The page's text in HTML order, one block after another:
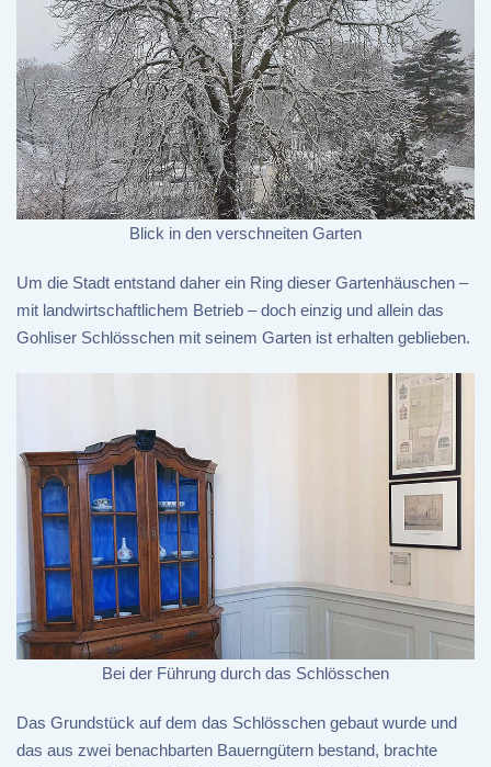
Blick in den verschneiten Garten
Um die Stadt entstand daher ein Ring dieser Gartenhäuschen –
mit landwirtschaftlichem Betrieb – doch einzig und allein das
Gohliser Schlösschen mit seinem Garten ist erhalten geblieben.
Bei der Führung durch das Schlösschen
Das Grundstück auf dem das Schlösschen gebaut wurde und
das aus zwei benachbarten Bauerngütern bestand, brachte